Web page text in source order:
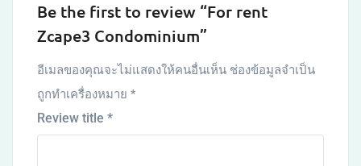
Be the first to review “For rent
Zcape3 Condominium”
อีเมลของคุณจะไม่แสดงให้คนอื่นเห็น ช่องข้อมูลจำเป็น
ถูกทำเครื่องหมาย *
Review title *